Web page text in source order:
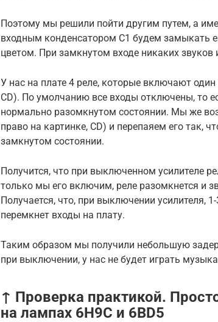
Поэтому мы решили пойти другим путем, а
входным конденсатором С1 будем замыкать
цветом. При замкнутом входе никаких звуков
У нас на плате 4 реле, которые включают один
CD). По умолчанию все входы отключены, то
нормально разомкнутом состоянии. Мы же
право на картинке, CD) и перепаяем его так,
замкнутом состоянии.
Получится, что при выключенном усилителе
только мы его включим, реле разомкнется и
Получается, что, при выключении усилителя,
перемкнет входы на плату.
Таким образом мы получили небольшую
при выключении, у нас не будет играть
↑ Проверка практикой.
на лампах 6Н9С и 6BD5